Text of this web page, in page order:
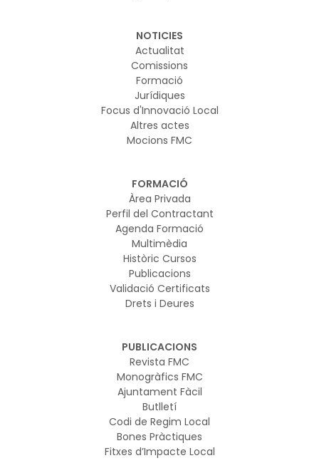
NOTICIES
Actualitat
Comissions
Formació
Jurídiques
Focus d'Innovació Local
Altres actes
Mocions FMC
FORMACIÓ
Àrea Privada
Perfil del Contractant
Agenda Formació
Multimèdia
Històric Cursos
Publicacions
Validació Certificats
Drets i Deures
PUBLICACIONS
Revista FMC
Monogràfics FMC
Ajuntament Fàcil
Butlletí
Codi de Regim Local
Bones Pràctiques
Fitxes d’Impacte Local